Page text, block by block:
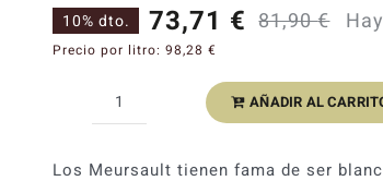
81,90€ El
era:
73,71 €
El
es:
10% dto.
Precio por litro: 98,28 €
Henri
Meursault
AÑADIR AL
Los Meursault tienen fama de ser